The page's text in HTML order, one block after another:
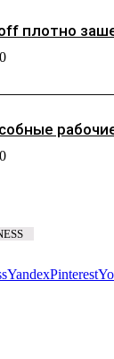
плотно
YandexPinterest